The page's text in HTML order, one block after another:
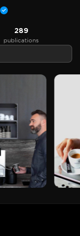
289
publications